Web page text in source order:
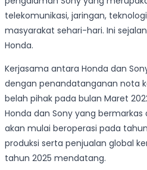
telekomunikasi, jaringan,
masyarakat sehari-hari. Ini
Honda.
Kerjasama antara Honda dan
dengan penandatanganan nota
belah pihak pada bulan Maret
Honda dan Sony yang bermarkas
akan mulai beroperasi pada
produksi serta penjualan global
tahun 2025 mendatang.